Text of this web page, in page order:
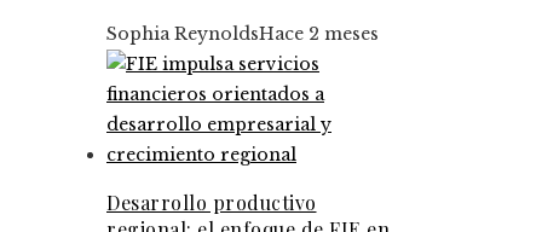
Sophia ReynoldsHace 2 meses
Desarrollo productivo